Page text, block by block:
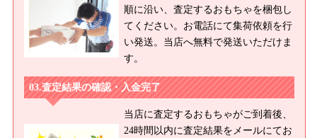
順に沿い、査定するおもちゃを梱包し
てください。お電話にて集荷依頼を行
い発送。当店へ無料で発送いただけま
す。
査定結果の確認・入金完了
当店に査定するおもちゃがご到着後、
24時間以内に査定結果をメールにてお